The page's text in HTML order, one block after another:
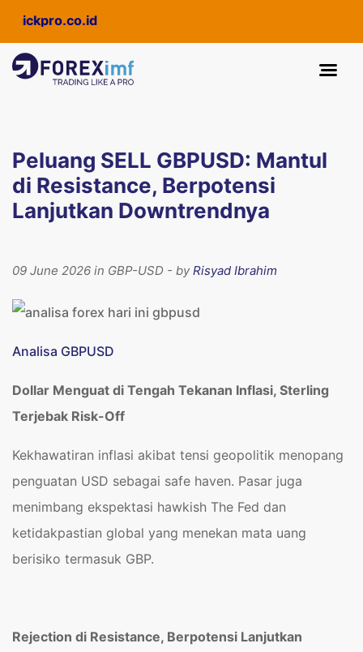
Peluang SELL GBPUSD: Mantul
di Resistance, Berpotensi
Lanjutkan Downtrendnya
09 June 2026 in GBP-USD - byRisyad Ibrahim
Analisa GBPUSD
Dollar Menguat di Tengah Tekanan Inflasi, Sterling
Terjebak Risk-Off
Kekhawatiran inflasi akibat tensi geopolitik menopang
penguatan USD sebagai safe haven. Pasar juga
menimbang ekspektasi hawkish The Fed dan
ketidakpastian global yang menekan mata uang
berisiko termasuk GBP.
Rejection di Resistance, Berpotensi Lanjutkan